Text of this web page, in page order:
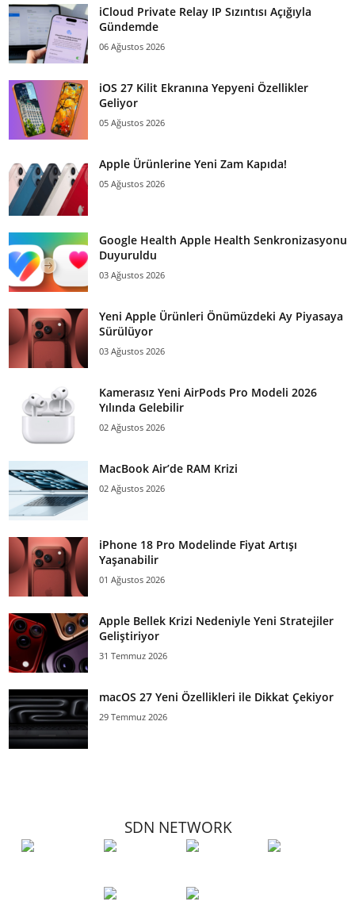
iCloud Private Relay IP Sızıntısı Açığıyla
Gündemde
06 Ağustos 2026
iOS 27 Kilit Ekranına Yepyeni Özellikler
Geliyor
05 Ağustos 2026
Apple Ürünlerine Yeni Zam Kapıda!
05 Ağustos 2026
Google Health Apple Health Senkronizasyonu
Duyuruldu
03 Ağustos 2026
Yeni Apple Ürünleri Önümüzdeki Ay Piyasaya
Sürülüyor
03 Ağustos 2026
Kamerasız Yeni AirPods Pro Modeli 2026
Yılında Gelebilir
02 Ağustos 2026
MacBook Air’de RAM Krizi
02 Ağustos 2026
iPhone 18 Pro Modelinde Fiyat Artışı
Yaşanabilir
01 Ağustos 2026
Apple Bellek Krizi Nedeniyle Yeni Stratejiler
Geliştiriyor
31 Temmuz 2026
macOS 27 Yeni Özellikleri ile Dikkat Çekiyor
29 Temmuz 2026
SDN NETWORK